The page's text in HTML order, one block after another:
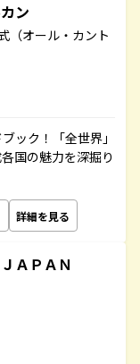
ン
（オール・カント
ック！「全世界」
国の魅力を深掘り
詳細を見る
ＡＰＡＮ